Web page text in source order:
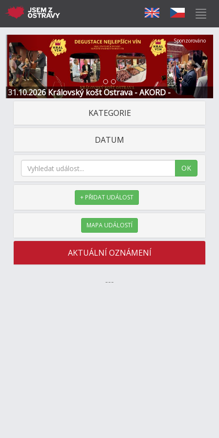
31.10.2026 Královský košt Ostrava - AKORD -
Restaurace a Hotel
Předchozí Další
Sponzorováno
KATEGORIE
DATUM
OK
+ PŘIDAT UDÁLOST
MAPA UDÁLOSTÍ
AKTUÁLNÍ OZNÁMENÍ
---